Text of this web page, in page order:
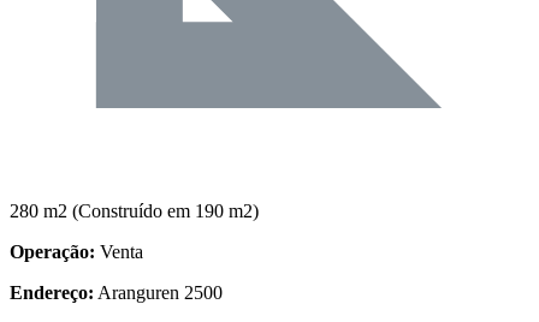
280 m2 (Construído em 190 m2)
Operação: Venta
Endereço: Aranguren 2500